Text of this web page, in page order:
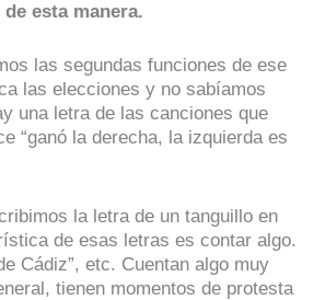
esta manera.
las segundas funciones de ese
las elecciones y no sabíamos
una letra de las canciones que
“ganó la derecha, la izquierda es
la letra de un tanguillo en
de esas letras es contar algo.
Cádiz”, etc. Cuentan algo muy
tienen momentos de protesta